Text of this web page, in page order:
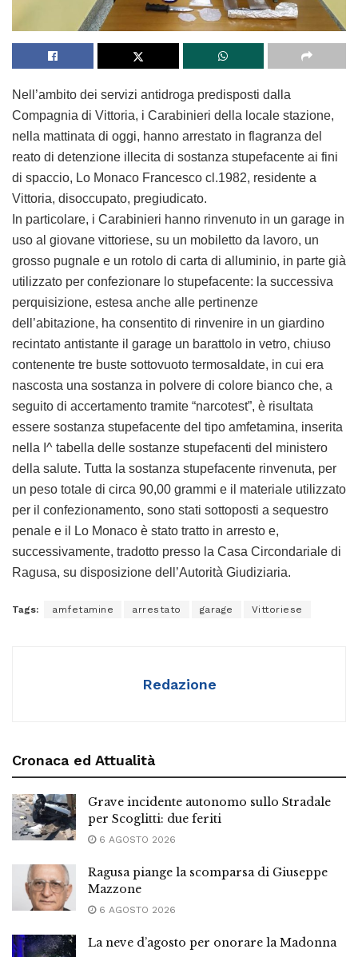
Nell’ambito dei servizi antidroga predisposti dalla
Compagnia di Vittoria, i Carabinieri della locale stazione,
nella mattinata di oggi, hanno arrestato in flagranza del
reato di detenzione illecita di sostanza stupefacente ai fini
di spaccio, Lo Monaco Francesco cl.1982, residente a
Vittoria, disoccupato, pregiudicato.
In particolare, i Carabinieri hanno rinvenuto in un garage in
uso al giovane vittoriese, su un mobiletto da lavoro, un
grosso pugnale e un rotolo di carta di alluminio, in parte già
utilizzato per confezionare lo stupefacente: la successiva
perquisizione, estesa anche alle pertinenze
dell’abitazione, ha consentito di rinvenire in un giardino
recintato antistante il garage un barattolo in vetro, chiuso
contenente tre buste sottovuoto termosaldate, in cui era
nascosta una sostanza in polvere di colore bianco che, a
seguito di accertamento tramite “narcotest”, è risultata
essere sostanza stupefacente del tipo amfetamina, inserita
nella I^ tabella delle sostanze stupefacenti del ministero
della salute. Tutta la sostanza stupefacente rinvenuta, per
un peso totale di circa 90,00 grammi e il materiale utilizzato
per il confezionamento, sono stati sottoposti a sequestro
penale e il Lo Monaco è stato tratto in arresto e,
successivamente, tradotto presso la Casa Circondariale di
Ragusa, su disposizione dell’Autorità Giudiziaria.
Tags: amfetamine arrestato garage Vittoriese
Redazione
Cronaca ed Attualità
Grave incidente autonomo sullo Stradale
per Scoglitti: due feriti
6 AGOSTO 2026
Ragusa piange la scomparsa di Giuseppe
Mazzone
6 AGOSTO 2026
La neve d’agosto per onorare la Madonna